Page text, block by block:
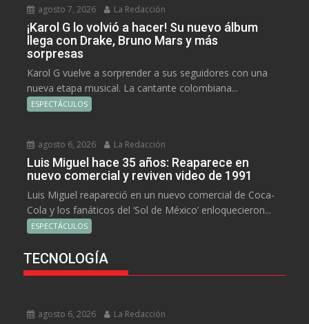
agosto 7, 2026 La Redacción
¡Karol G lo volvió a hacer! Su nuevo álbum
llega con Drake, Bruno Mars y más
sorpresas
Karol G vuelve a sorprender a sus seguidores con una
nueva etapa musical. La cantante colombiana...
ESPECTÁCULOS
agosto 6, 2026 La Redacción
Luis Miguel hace 35 años: Reaparece en
nuevo comercial y reviven video de 1991
Luis Miguel reapareció en un nuevo comercial de Coca-
Cola y los fanáticos del ‘Sol de México’ enloquecieron...
ESPECTÁCULOS
TECNOLOGÍA
agosto 6, 2026 La Redacción